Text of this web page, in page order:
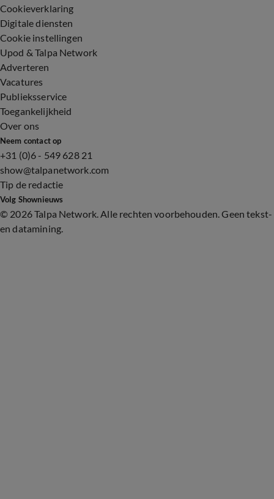
Cookieverklaring
Digitale diensten
Cookie instellingen
Upod & Talpa Network
Adverteren
Vacatures
Publieksservice
Toegankelijkheid
Over ons
Neem contact op
+31 (0)6 - 549 628 21
show@talpanetwork.com
Tip de redactie
Volg Shownieuws
© 2026 Talpa Network. Alle rechten voorbehouden. Geen tekst-
en datamining.